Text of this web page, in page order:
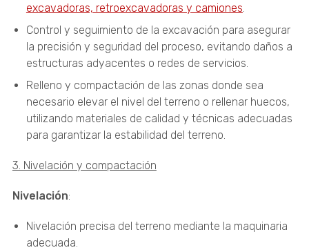
excavadoras, retroexcavadoras y camiones
Control y seguimiento de la excavación para asegurar
la precisión y seguridad del proceso, evitando daños a
estructuras adyacentes o redes de servicios.
Relleno y compactación de las zonas donde sea
necesario elevar el nivel del terreno o rellenar huecos,
utilizando materiales de calidad y técnicas adecuadas
para garantizar la estabilidad del terreno.
3. Nivelación y compactación
Nivelación:
Nivelación precisa del terreno mediante la maquinaria
adecuada.